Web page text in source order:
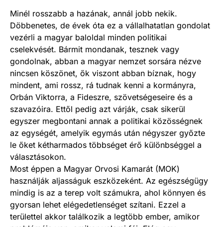
Minél rosszabb a hazának, annál jobb nekik.
Döbbenetes, de évek óta ez a vállalhatatlan gondolat
vezérli a magyar baloldal minden politikai
cselekvését. Bármit mondanak, tesznek vagy
gondolnak, abban a magyar nemzet sorsára nézve
nincsen köszönet, ők viszont abban bíznak, hogy
mindent, ami rossz, rá tudnak kenni a kormányra,
Orbán Viktorra, a Fideszre, szövetségeseire és a
szavazóira. Ettől pedig azt várják, csak sikerül
egyszer megbontani annak a politikai közösségnek
az egységét, amelyik egymás után négyszer győzte
le őket kétharmados többséget érő különbséggel a
választásokon.
Most éppen a Magyar Orvosi Kamarát (MOK)
használják aljasságuk eszközeként. Az egészségügy
mindig is az a terep volt számukra, ahol könnyen és
gyorsan lehet elégedetlenséget szítani. Ezzel a
területtel akkor találkozik a legtöbb ember, amikor